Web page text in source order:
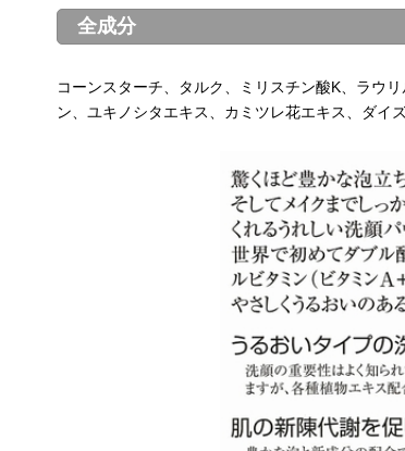
全成分
コーンスターチ、タルク、ミリスチン酸K、ラウ
ン、ユキノシタエキス、カミツレ花エキス、ダイ